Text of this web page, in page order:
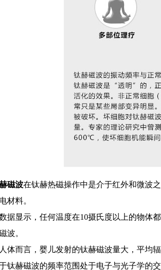
磁波在钛赫热磁操作中是介于红外和微波
材料。
据显示，任何温度在10摄氏度以上的物体
波。
体而言，婴儿发射的钛赫磁波量大，平均
钛赫磁波的频率范围处于电子与光子学的